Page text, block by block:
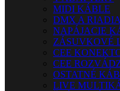
MIDI KÁBLE
DMX A
NAPÁJACIE
ZÁSUVKOVÉ
CEE
CEE
OSTATNÉ
LIVE